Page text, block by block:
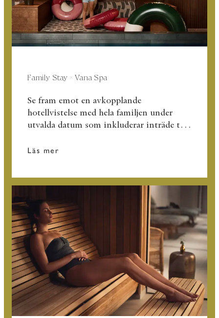
Family Stay × Vana Spa
Se fram emot en avkopplande
hotellvistelse med hela familjen under
utvalda datum som inkluderar inträde till
Läs mer